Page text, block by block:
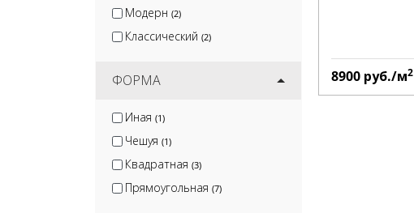
Модерн (2)
Классический (2)
ФОРМА
Иная (1)
Чешуя (1)
Квадратная (3)
Прямоугольная (7)
8900 руб./м2